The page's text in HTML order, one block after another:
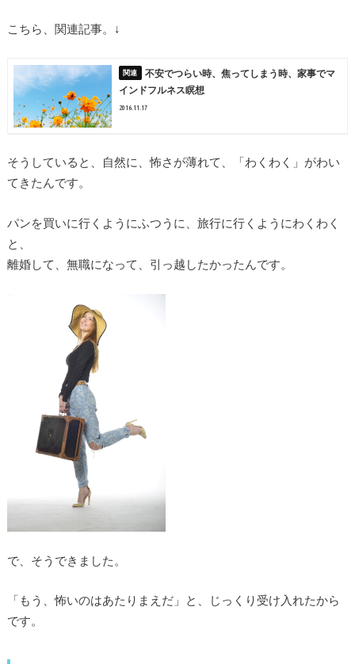
こちら、関連記事。↓
不安でつらい時、焦ってしまう時、家事でマ
インドフルネス瞑想
2016.11.17
そうしていると、自然に、怖さが薄れて、「わくわく」がわい
てきたんです。
パンを買いに行くようにふつうに、旅行に行くようにわくわく
と、
離婚して、無職になって、引っ越したかったんです。
で、そうできました。
「もう、怖いのはあたりまえだ」と、じっくり受け入れたから
です。